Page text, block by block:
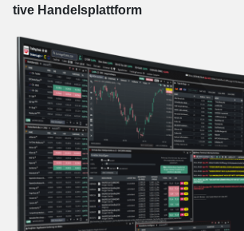
tive Han­dels­platt­form